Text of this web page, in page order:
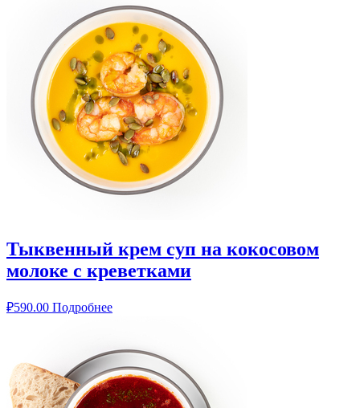
Тыквенный крем суп на кокосовом
молоке с креветками
₽590.00 Подробнее